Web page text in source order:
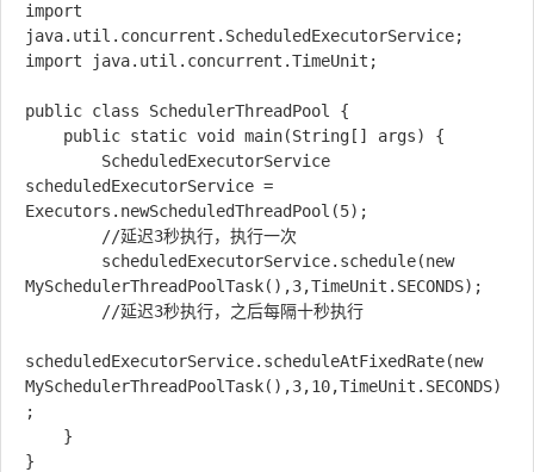
import
java.util.concurrent.ScheduledExecutorService;
import java.util.concurrent.TimeUnit;
public class SchedulerThreadPool {
scheduledExecutorService =
Executors.newScheduledThreadPool(5);
MySchedulerThreadPoolTask(),3,TimeUnit.SECONDS);
scheduledExecutorService.scheduleAtFixedRate(new
MySchedulerThreadPoolTask(),3,10,TimeUnit.SECONDS)
;
}